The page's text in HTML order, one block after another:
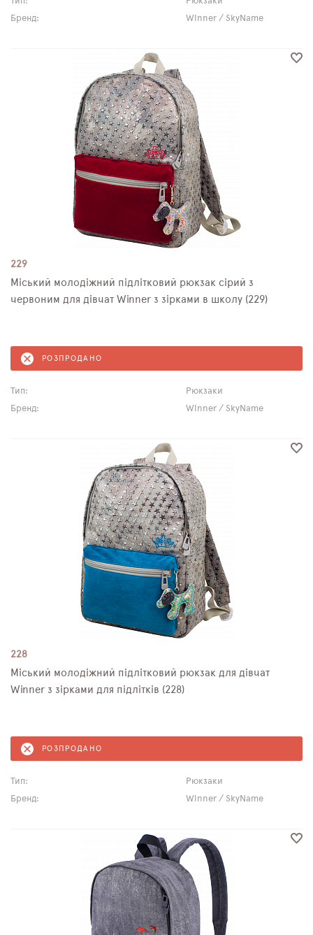
Бренд:
Winner / SkyName
229
Міський молодіжний підлітковий рюкзак сірий з
червоним для дівчат Winner з зірками в школу (229)
РОЗПРОДАНО
Тип:
Рюкзаки
Бренд:
Winner / SkyName
228
Міський молодіжний підлітковий рюкзак для дівчат
Winner з зірками для підлітків (228)
РОЗПРОДАНО
Тип:
Рюкзаки
Бренд:
Winner / SkyName